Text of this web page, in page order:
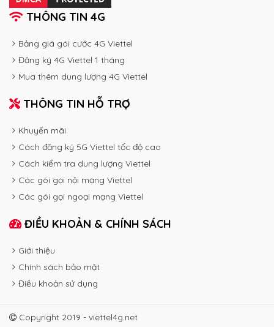
THÔNG TIN 4G
Bảng giá gói cước 4G Viettel
Đăng ký 4G Viettel 1 tháng
Mua thêm dung lượng 4G Viettel
THÔNG TIN HỖ TRỢ
Khuyến mãi
Cách đăng ký 5G Viettel tốc độ cao
Cách kiểm tra dung lượng Viettel
Các gói gọi nội mạng Viettel
Các gói gọi ngoại mạng Viettel
ĐIỀU KHOẢN & CHÍNH SÁCH
Giới thiệu
Chính sách bảo mật
Điều khoản sử dụng
Copyright 2019 - viettel4g.net